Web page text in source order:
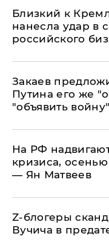
Близкий к
нанесла удар в
российского
Закаев
Путина его же
"объявить
На РФ
кризиса,
— Ян Матвеев
Z-блогеры
Вучича в